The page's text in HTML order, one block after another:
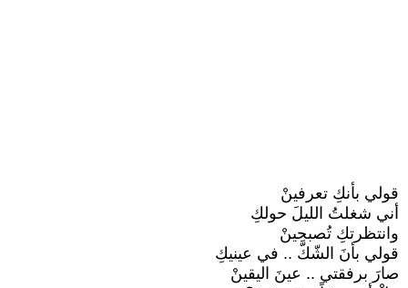
قولي بأنكِ تعرفينْ
أني شغلتُ الليلَ حولكِ
وانتظرتكِ تُصبحينْ
قولي بأنَ الشّكَّ .. في عينيكِ
صارَ برفقتي .. عينَ اليقينْ